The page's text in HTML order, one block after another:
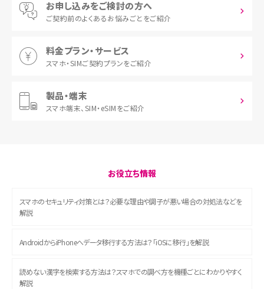
お申し込みをご検討の方へ
ご契約前のよくあるお悩みごとをご紹介
料金プラン・サービス
スマホ・SIMご契約プランをご紹介
製品・端末
スマホ端末、 SIM・eSIMをご紹介
お役立ち情報
スマホのセキュリティ対策とは？必要な理由や調子が悪い場合の対処法などを
解説
AndroidからiPhoneへデータ移行する方法は？「iOSに移行」を解説
読めない漢字を検索する方法は？スマホでの調べ方を機種ごとにわかりやすく
解説